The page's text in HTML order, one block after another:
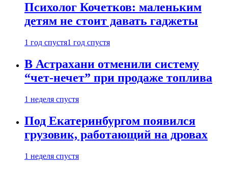
Психолог Кочетков: маленьким
детям не стоит давать гаджеты
1 год спустя1 год спустя
В Астрахани отменили систему
“чет-нечет” при продаже топлива
1 неделя спустя
Под Екатеринбургом появился
грузовик, работающий на дровах
1 неделя спустя